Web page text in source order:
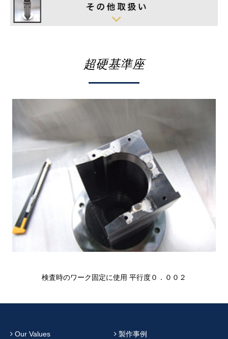
超硬基準座
検査時のワーク固定に使用 平行度０．００２
Our Values
製作事例